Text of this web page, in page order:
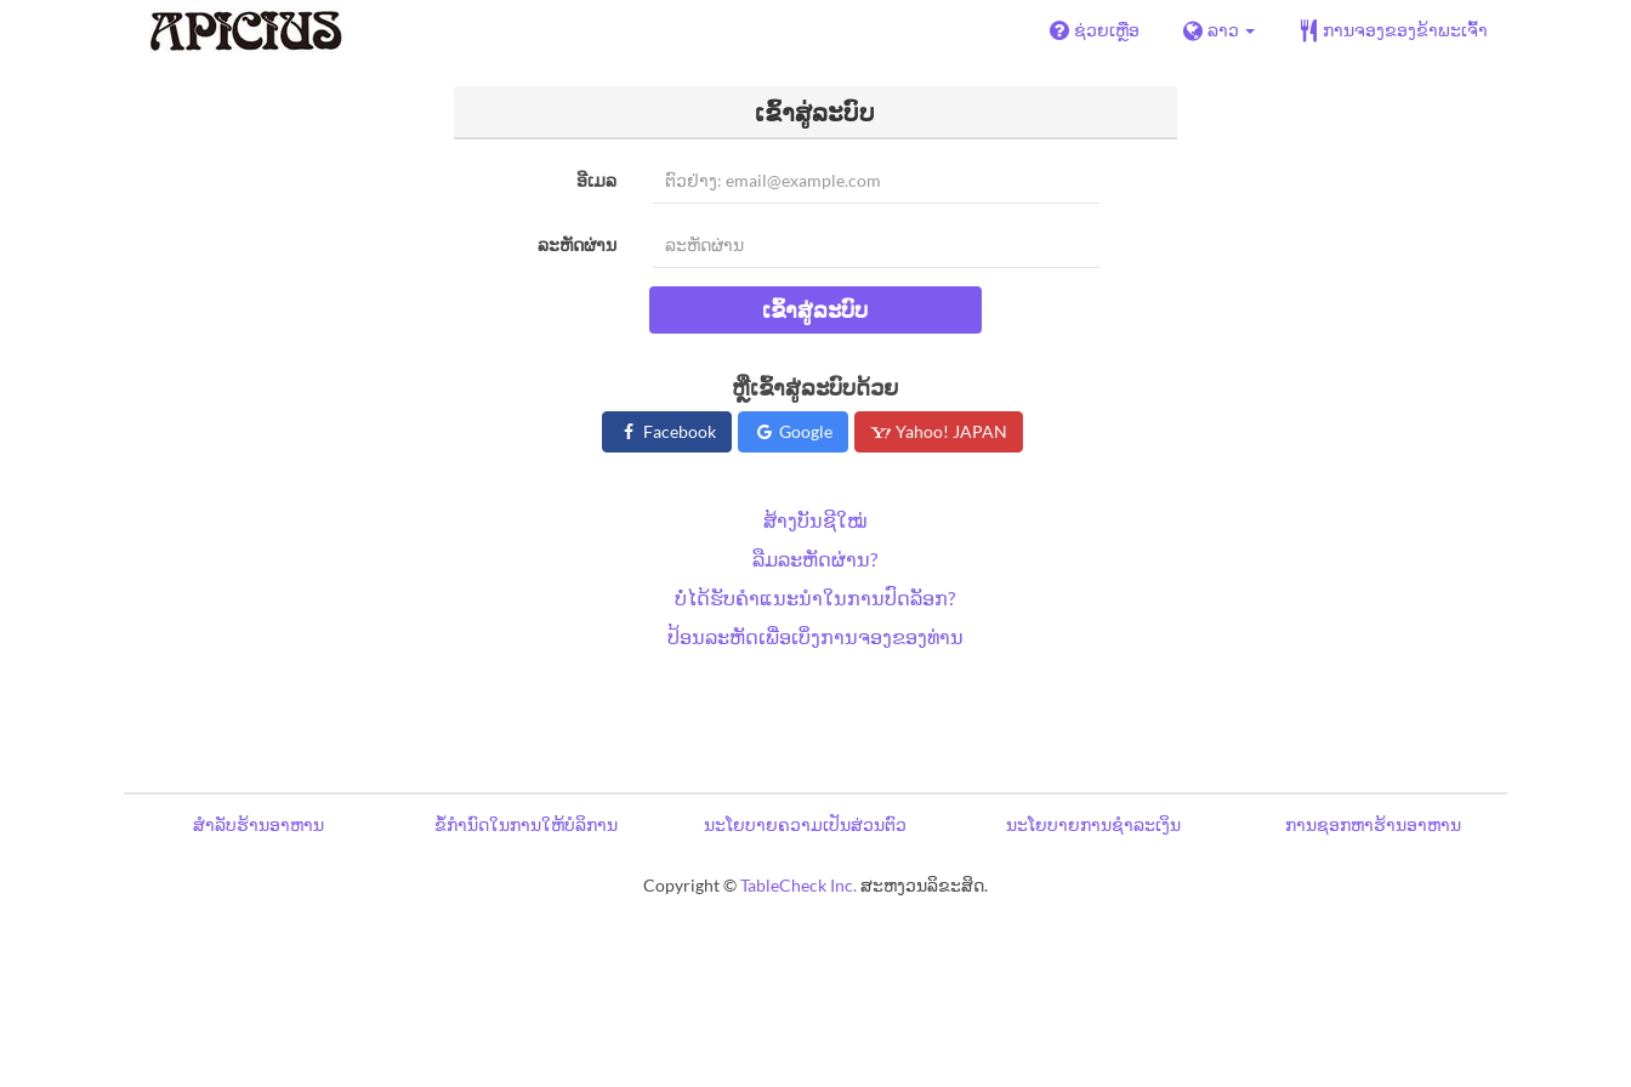
ຊ່ວຍເຫຼືອ ລາວ ການຈອງຂອງຂ້າພະເຈົ້າ
ເຂົ້າສູ່ລະບົບ
ອີເມລ
ລະຫັດຜ່ານ
ເຂົ້າສູ່ລະບົບ
ຫຼືເຂົ້າສູ່ລະບົບດ້ວຍ
Facebook Google Yahoo! JAPAN
ສ້າງບັນຊີໃໝ່
ລືມລະຫັດຜ່ານ?
ບໍ່ໄດ້ຮັບຄຳແນະນຳໃນການປົດລັອກ?
ປ້ອນລະຫັດເພື່ອເບິ່ງການຈອງຂອງທ່ານ
ສຳລັບຮ້ານອາຫານ ຂໍ້ກຳນົດໃນການໃຫ້ບໍລິການ ນະໂຍບາຍຄວາມເປັນສ່ວນຕົວ ນະໂຍບາຍການຊຳລະເງິນ ການຊອກຫາຮ້ານອາຫານ
Copyright ©TableCheck Inc.ສະຫງວນລິຂະສິດ.